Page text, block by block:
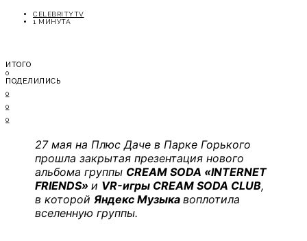
CELEBRITYTV
1 МИНУТА
ИТОГО
0
ПОДЕЛИЛИСЬ
0
0
0
27 мая на Плюс Даче в Парке Горького
прошла закрытая презентация нового
альбома группы CREAM SODA «INTERNET
FRIENDS» и VR-игры CREAM SODA CLUB,
в которой Яндекс Музыка воплотила
вселенную группы.